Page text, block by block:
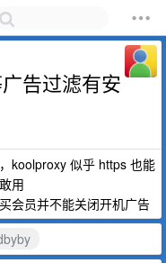
告过滤有安
koolproxy 似乎 https 也能
用
会员并不能关闭开机广告